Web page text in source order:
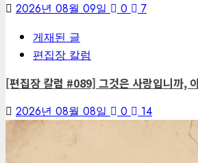
2026년 08월 09일 0
7
게재된 글
편집장 칼럼
[편집장 칼럼 #089] 그것은 사랑입니까,
2026년 08월 08일 0 14